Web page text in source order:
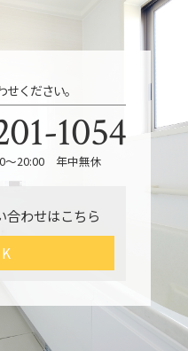
ください。
1054
～20:00 年中無休
合わせはこちら